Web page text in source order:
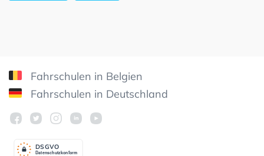
Fahrschulen in Belgien
Fahrschulen in Deutschland
Datenschutzkonform
DSGVO